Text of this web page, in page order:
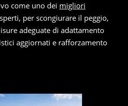
come uno dei migliori
per scongiurare il peggio,
adeguate di adattamento
aggiornati e rafforzamento